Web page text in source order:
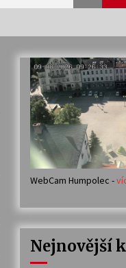
Veselí
30. 7.
23. 7.
14. 7.
WebCam Humpolec -
Nejnovější